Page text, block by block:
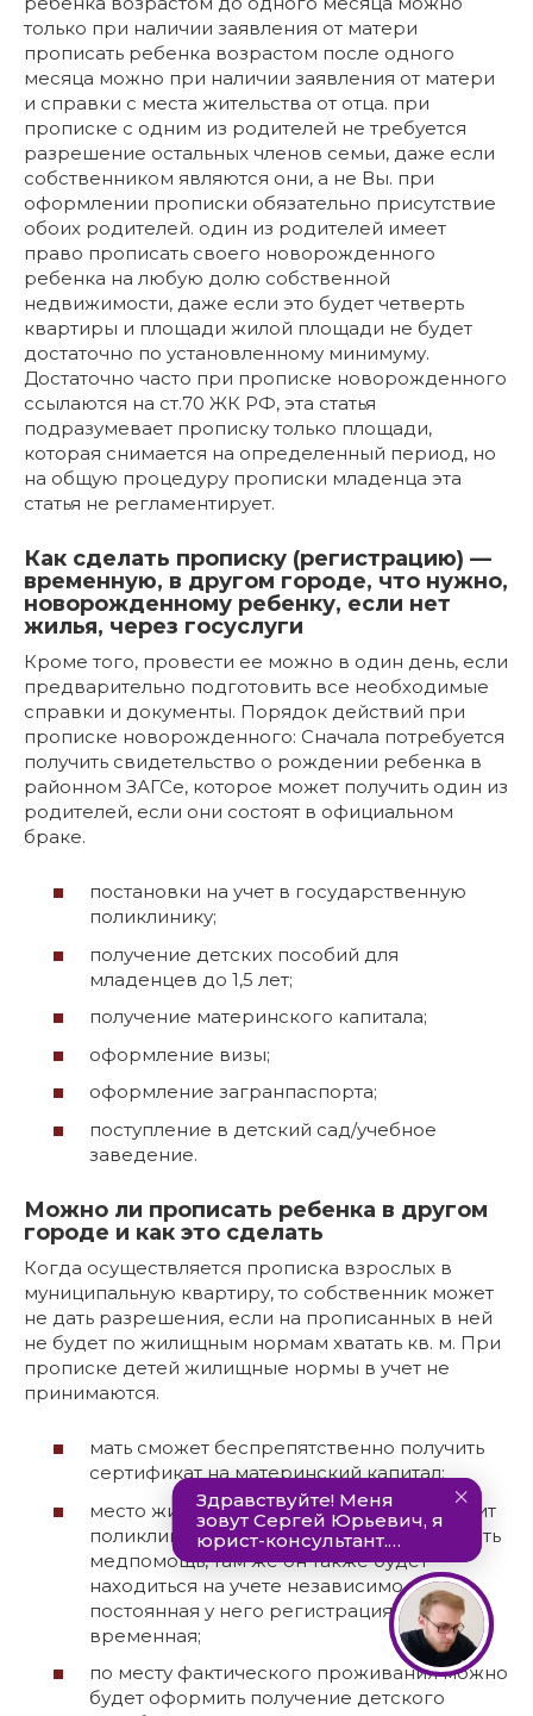
только при наличии заявления от матери
прописать ребенка возрастом после одного
месяца можно при наличии заявления от матери
и справки с места жительства от отца. при
прописке с одним из родителей не требуется
разрешение остальных членов семьи, даже если
собственником являются они, а не Вы. при
оформлении прописки обязательно присутствие
обоих родителей. один из родителей имеет
право прописать своего новорожденного
ребенка на любую долю собственной
недвижимости, даже если это будет четверть
квартиры и площади жилой площади не будет
достаточно по установленному минимуму.
Достаточно часто при прописке новорожденного
ссылаются на ст.70 ЖК РФ, эта статья
подразумевает прописку только площади,
которая снимается на определенный период, но
на общую процедуру прописки младенца эта
статья не регламентирует.
Как сделать прописку (регистрацию) —
временную, в другом городе, что нужно,
новорожденному ребенку, если нет
жилья, через госуслуги
Кроме того, провести ее можно в один день, если
предварительно подготовить все необходимые
справки и документы. Порядок действий при
прописке новорожденного: Сначала потребуется
получить свидетельство о рождении ребенка в
районном ЗАГСе, которое может получить один из
родителей, если они состоят в официальном
браке.
постановки на учет в государственную
поликлинику;
получение детских пособий для
младенцев до 1,5 лет;
получение материнского капитала;
оформление визы;
оформление загранпаспорта;
поступление в детский сад/учебное
заведение.
Можно ли прописать ребенка в другом
городе и как это сделать
Когда осуществляется прописка взрослых в
муниципальную квартиру, то собственник может
не дать разрешения, если на прописанных в ней
не будет по жилищным нормам хватать кв. м. При
прописке детей жилищные нормы в учет не
принимаются.
мать сможет беспрепятственно получить
сертификат на материнский капитал;
место жительства с пропиской определит
поликлинику, где ребенку будут оказывать
медпомощь, там же он также будет
находиться на учете независимо оттого,
постоянная у него регистрация или
временная;
по месту фактического проживания можно
будет оформить получение детского